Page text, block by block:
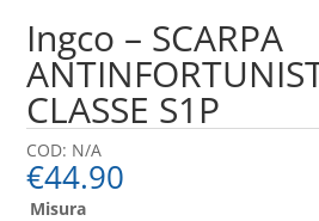
Ingco – SCARPA
CLASSE S1P
COD: N/A
€44.90
Misura